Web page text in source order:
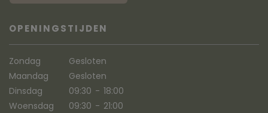
OPENINGSTIJDEN
Zondag
Gesloten
Maandag
Gesloten
Dinsdag
09:30 - 18:00
Woensdag
09:30 - 21:00